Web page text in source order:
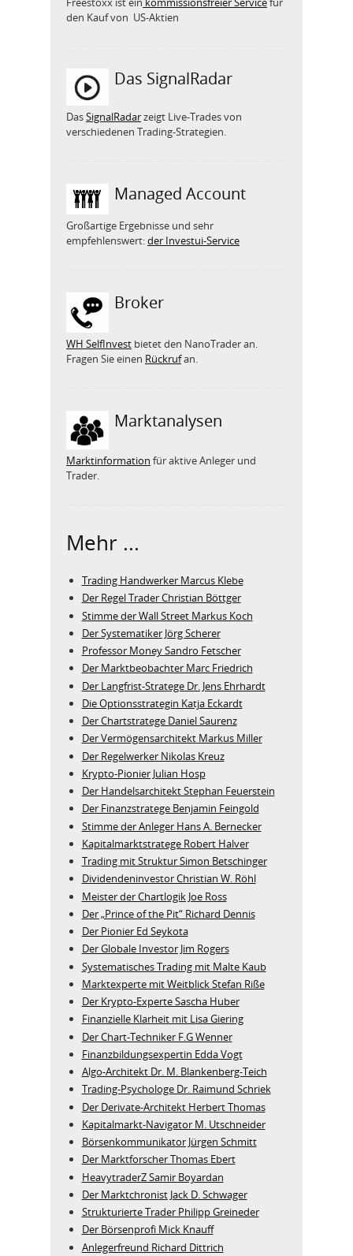
den Kauf von US-Aktien
Das SignalRadar
DasSignalRadarzeigt Live-Trades von
verschiedenen Trading-Strategien.
Managed Account
Großartige Ergebnisse und sehr
empfehlenswert:der Investui-Service
Broker
WH SelfInvest bietet den NanoTrader an.
Fragen Sie einen Rückrufan.
Marktanalysen
Marktinformation für aktive Anleger und
Trader.
Mehr ...
Trading Handwerker Marcus Klebe
Der Regel Trader Christian Böttger
Stimme der Wall Street Markus Koch
Der Systematiker Jörg Scherer
Professor Money Sandro Fetscher
Der Marktbeobachter Marc Friedrich
Der Langfrist-Stratege Dr. Jens Ehrhardt
Die Optionsstrategin Katja Eckardt
Der Chartstratege Daniel Saurenz
Der Vermögensarchitekt Markus Miller
Der Regelwerker Nikolas Kreuz
Krypto-Pionier Julian Hosp
Der Handelsarchitekt Stephan Feuerstein
Der Finanzstratege Benjamin Feingold
Stimme der Anleger Hans A. Bernecker
Kapitalmarktstratege Robert Halver
Trading mit Struktur Simon Betschinger
Dividendeninvestor Christian W. Röhl
Meister der Chartlogik Joe Ross
Der „Prince of the Pit“ Richard Dennis
Der Pionier Ed Seykota
Der Globale Investor Jim Rogers
Systematisches Trading mit Malte Kaub
Marktexperte mit Weitblick Stefan Riße
Der Krypto-Experte Sascha Huber
Finanzielle Klarheit mit Lisa Giering
Der Chart-Techniker F.G Wenner
Finanzbildungsexpertin Edda Vogt
Algo‑Architekt Dr. M. Blankenberg‑Teich
Trading-Psychologe Dr. Raimund Schriek
Der Derivate‑Architekt Herbert Thomas
Kapitalmarkt-Navigator M. Utschneider
Börsenkommunikator Jürgen Schmitt
Der Marktforscher Thomas Ebert
HeavytraderZ Samir Boyardan
Der Marktchronist Jack D. Schwager
Strukturierte Trader Philipp Greineder
Der Börsenprofi Mick Knauff
Anlegerfreund Richard Dittrich